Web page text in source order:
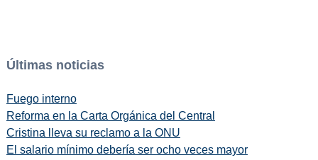
Últimas noticias
Fuego interno
Reforma en la Carta Orgánica del Central
Cristina lleva su reclamo a la ONU
El salario mínimo debería ser ocho veces mayor